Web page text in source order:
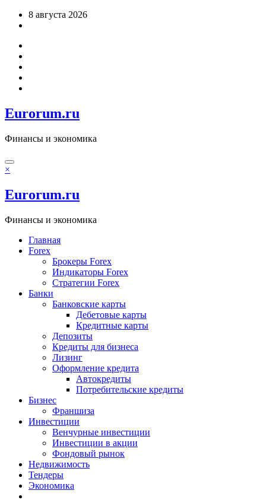
Перейти8 августа 2026
Eurorum.ru
Финансы и экономика
×
Eurorum.ru
Финансы и экономика
Главная
Forex
Брокеры Forex
Индикаторы Forex
Стратегии Forex
Банки
Банковские карты
Дебетовые карты
Кредитные карты
Депозиты
Кредиты для бизнеса
Лизинг
Оформление кредита
Автокредиты
Потребительские кредиты
Бизнес
Франшиза
Инвестиции
Венчурные инвестиции
Инвестиции в акции
Фондовый рынок
Недвижимость
Тендеры
Экономика